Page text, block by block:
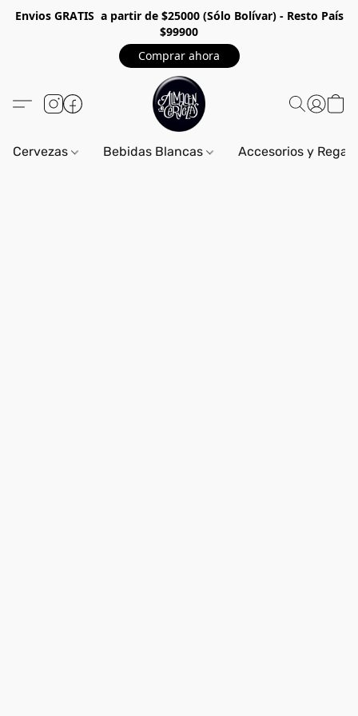
Envios GRATIS a partir de $25000 (Sólo Bolívar) - Resto País
$99900
Comprar ahora
Cervezas Bebidas Blancas Accesorios y